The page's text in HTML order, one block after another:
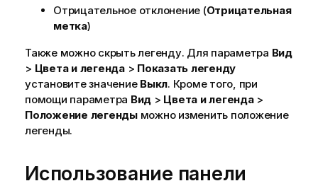
Отрицательное отклонение (Отрицательная
метка)
Также можно скрыть легенду. Для параметра Вид
> Цвета и легенда> Показать легенду
установите значение Выкл. Кроме того, при
помощи параметра Вид > Цвета и легенда>
Положение легендыможно изменить положение
легенды.
Использование панели